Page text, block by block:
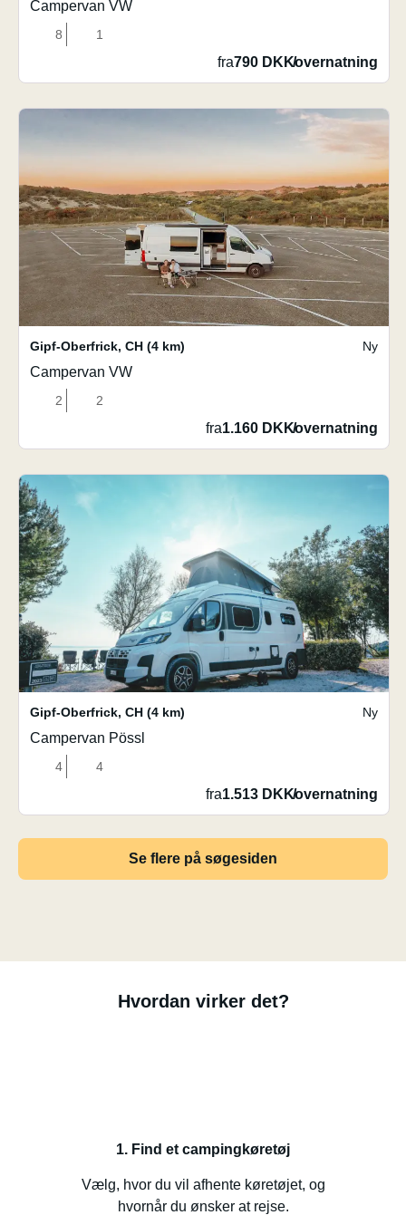
Campervan VW
8 1
fra790 DKK/overnatning
Gipf-Oberfrick, CH (4 km) Ny
Campervan VW
2 2
fra1.160 DKK/overnatning
Gipf-Oberfrick, CH (4 km) Ny
Campervan Pössl
4 4
fra1.513 DKK/overnatning
Se flere på søgesiden
Hvordan virker det?
1. Find et campingkøretøj
Vælg, hvor du vil afhente køretøjet, og
hvornår du ønsker at rejse.